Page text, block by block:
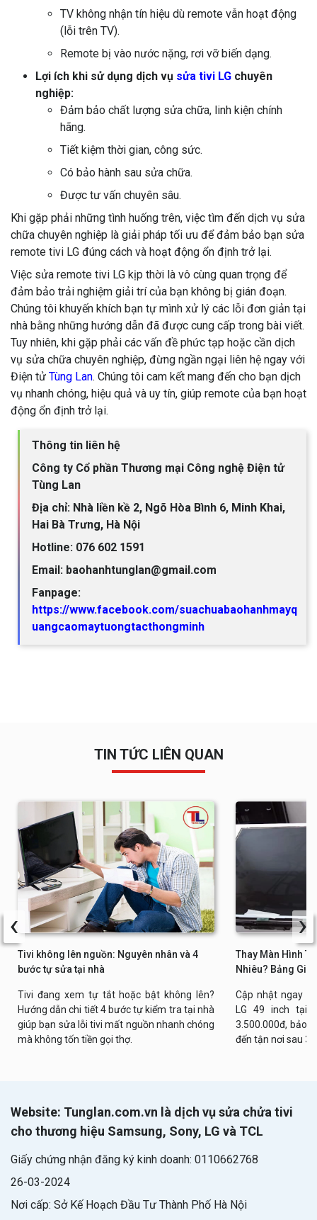
TV không nhận tín hiệu dù remote vẫn hoạt động
(lỗi trên TV).
Remote bị vào nước nặng, rơi vỡ biến dạng.
Lợi ích khi sử dụng dịch vụ sửa tivi LG chuyên
nghiệp:
Đảm bảo chất lượng sửa chữa, linh kiện chính
hãng.
Tiết kiệm thời gian, công sức.
Có bảo hành sau sửa chữa.
Được tư vấn chuyên sâu.
Khi gặp phải những tình huống trên, việc tìm đến dịch vụ sửa
chữa chuyên nghiệp là giải pháp tối ưu để đảm bảo bạn sửa
remote tivi LG đúng cách và hoạt động ổn định trở lại.
Việc sửa remote tivi LG kịp thời là vô cùng quan trọng để
đảm bảo trải nghiệm giải trí của bạn không bị gián đoạn.
Chúng tôi khuyến khích bạn tự mình xử lý các lỗi đơn giản tại
nhà bằng những hướng dẫn đã được cung cấp trong bài viết.
Tuy nhiên, khi gặp phải các vấn đề phức tạp hoặc cần dịch
vụ sửa chữa chuyên nghiệp, đừng ngần ngại liên hệ ngay với
Điện tử Tùng Lan. Chúng tôi cam kết mang đến cho bạn dịch
vụ nhanh chóng, hiệu quả và uy tín, giúp remote của bạn hoạt
động ổn định trở lại.
Thông tin liên hệ
Công ty Cổ phần Thương mại Công nghệ Điện tử
Tùng Lan
Địa chỉ: Nhà liền kề 2, Ngõ Hòa Bình 6, Minh Khai,
Hai Bà Trưng, Hà Nội
Hotline: 076 602 1591
Email: baohanhtunglan@gmail.com
Fanpage:
https://www.facebook.com/suachuabaohanhmayq
uangcaomaytuongtacthongminh
TIN TỨC LIÊN QUAN
Tivi không lên nguồn: Nguyên nhân và 4
bước tự sửa tại nhà
Tivi đang xem tự tắt hoặc bật không lên?
Hướng dẫn chi tiết 4 bước tự kiểm tra tại nhà
giúp bạn sửa lỗi tivi mất nguồn nhanh chóng
mà không tốn tiền gọi thợ.
Thay Màn Hình
Nhiêu? Bảng Giá
Cập nhật ngay
LG 49 inch tại
3.500.000đ, bảo
đến tận nơi sau
‹ ›
Website: Tunglan.com.vn là dịch vụ sửa chửa tivi
cho thương hiệu Samsung, Sony, LG và TCL
Giấy chứng nhận đăng ký kinh doanh: 0110662768
26-03-2024
Nơi cấp: Sở Kế Hoạch Đầu Tư Thành Phố Hà Nội